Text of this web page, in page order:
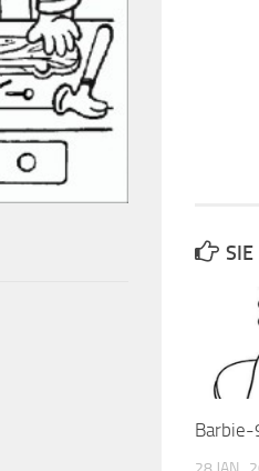
SIE